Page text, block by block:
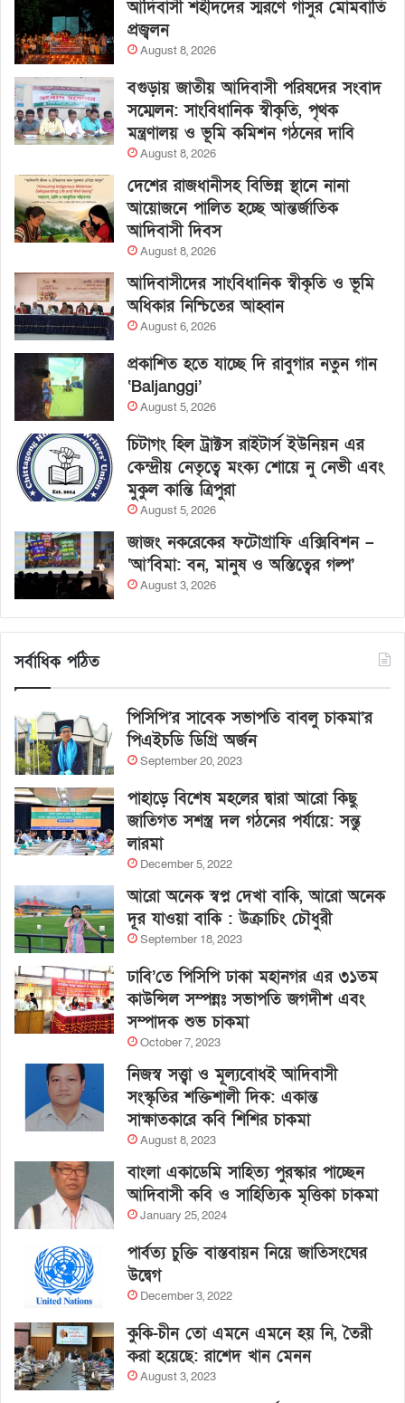
আদিবাসী শহীদদের স্মরণে গাসুর মোমবাতি
প্রজ্বলন
August 8, 2026
বগুড়ায় জাতীয় আদিবাসী পরিষদের সংবাদ
সম্মেলন: সাংবিধানিক স্বীকৃতি, পৃথক
মন্ত্রণালয় ও ভূমি কমিশন গঠনের দাবি
August 8, 2026
দেশের রাজধানীসহ বিভিন্ন স্থানে নানা
আয়োজনে পালিত হচ্ছে আন্তর্জাতিক
আদিবাসী দিবস
August 8, 2026
আদিবাসীদের সাংবিধানিক স্বীকৃতি ও ভূমি
অধিকার নিশ্চিতের আহ্বান
August 6, 2026
প্রকাশিত হতে যাচ্ছে দি রাবুগার নতুন গান
‘Baljanggi’
August 5, 2026
চিটাগং হিল ট্রাক্টস রাইটার্স ইউনিয়ন এর
কেন্দ্রীয় নেতৃত্বে মংক্য শোয়ে নু নেভী এবং
মুকুল কান্তি ত্রিপুরা
August 5, 2026
জাজং নকরেকের ফটোগ্রাফি এক্সিবিশন –
‘আ’বিমা: বন, মানুষ ও অস্তিত্বের গল্প’
August 3, 2026
সর্বাধিক পঠিত
পিসিপি’র সাবেক সভাপতি বাবলু চাকমা’র
পিএইচডি ডিগ্রি অর্জন
September 20, 2023
পাহাড়ে বিশেষ মহলের দ্বারা আরো কিছু
জাতিগত সশস্ত্র দল গঠনের পর্যায়ে: সন্তু
লারমা
December 5, 2022
আরো অনেক স্বপ্ন দেখা বাকি, আরো অনেক
দূর যাওয়া বাকি : উক্রাচিং চৌধুরী
September 18, 2023
ঢাবি’তে পিসিপি ঢাকা মহানগর এর ৩১তম
কাউন্সিল সম্পন্নঃ সভাপতি জগদীশ এবং
সম্পাদক শুভ চাকমা
October 7, 2023
নিজস্ব সত্ত্বা ও মূল্যবোধই আদিবাসী
সংস্কৃতির শক্তিশালী দিক: একান্ত
সাক্ষাতকারে কবি শিশির চাকমা
August 8, 2023
বাংলা একাডেমি সাহিত্য পুরস্কার পাচ্ছেন
আদিবাসী কবি ও সাহিত্যিক মৃত্তিকা চাকমা
January 25, 2024
পার্বত্য চুক্তি বাস্তবায়ন নিয়ে জাতিসংঘের
উদ্বেগ
December 3, 2022
কুকি-চীন তো এমনে এমনে হয় নি, তৈরী
করা হয়েছে: রাশেদ খান মেনন
August 3, 2023